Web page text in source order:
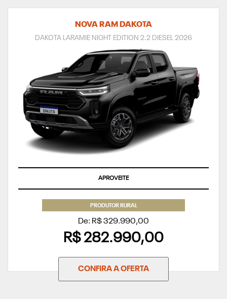
NOVA RAM DAKOTA
DAKOTA LARAMIE NIGHT EDITION 2.2 DIESEL 2026
APROVEITE
PRODUTOR RURAL
De: R$ 329.990,00
R$ 282.990,00
CONFIRA A OFERTA